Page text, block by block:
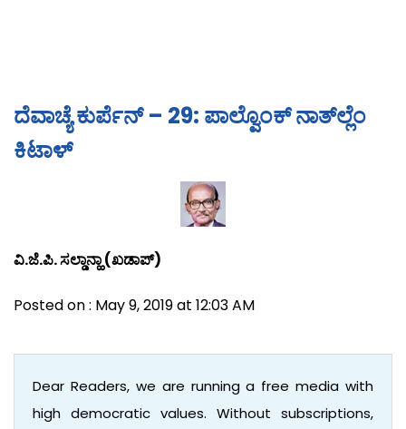
ದೆವಾಚ್ಯೆ ಕುರ್ಪೆನ್ – 29: ಪಾಲ್ವೊಂಕ್ ನಾತ್‍ಲ್ಲೆಂ
ಕಿಟಾಳ್
ವಿ.ಜೆ.ಪಿ. ಸಲ್ಡಾನ್ಹಾ (ಖಡಾಪ್)
Posted on : May 9, 2019 at 12:03 AM
Dear Readers, we are running a free media with
high democratic values. Without subscriptions,